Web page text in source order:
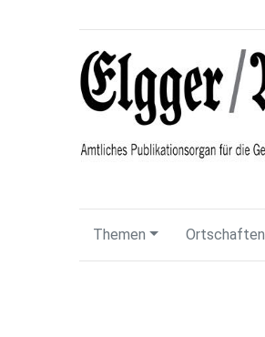
Themen Ortschaften